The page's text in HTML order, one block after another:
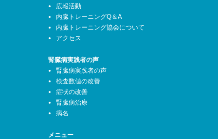
広報活動
内臓トレーニングQ＆A
内臓トレーニング協会について
アクセス
腎臓病実践者の声
腎臓病実践者の声
検査数値の改善
症状の改善
腎臓病治療
病名
メニュー